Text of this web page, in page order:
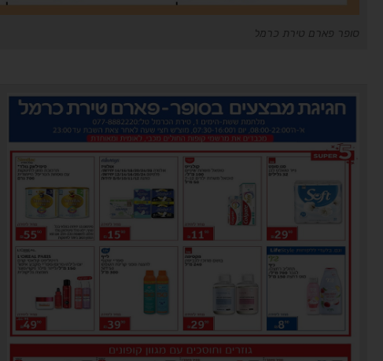
סופר פארם טירת כרמל